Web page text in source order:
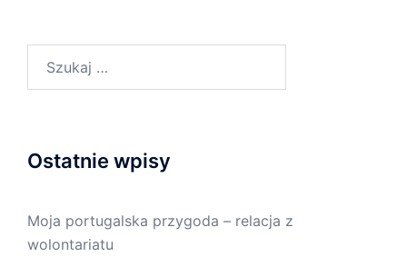
Ostatnie wpisy
Moja portugalska przygoda – relacja z
wolontariatu